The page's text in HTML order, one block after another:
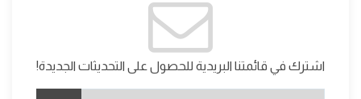
اشترك في قائمتنا البريدية للحصول على التحديثات الجديدة!